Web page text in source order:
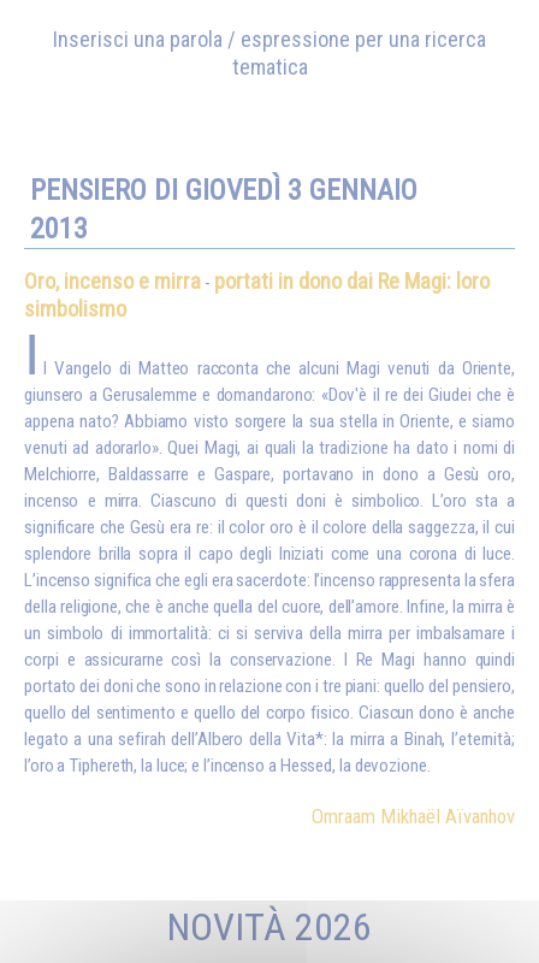
Inserisci una parola / espressione per una ricerca
tematica
PENSIERO DI GIOVEDÌ 3 GENNAIO
2013
Oro, incenso e mirra - portati in dono dai Re Magi: loro
simbolismo
I l Vangelo di Matteo racconta che alcuni Magi venuti da Oriente,
giunsero a Gerusalemme e domandarono: «Dov'è il re dei Giudei che è
appena nato? Abbiamo visto sorgere la sua stella in Oriente, e siamo
venuti ad adorarlo». Quei Magi, ai quali la tradizione ha dato i nomi di
Melchiorre, Baldassarre e Gaspare, portavano in dono a Gesù oro,
incenso e mirra. Ciascuno di questi doni è simbolico. L’oro sta a
significare che Gesù era re: il color oro è il colore della saggezza, il cui
splendore brilla sopra il capo degli Iniziati come una corona di luce.
L’incenso significa che egli era sacerdote: l’incenso rappresenta la sfera
della religione, che è anche quella del cuore, dell’amore. Infine, la mirra è
un simbolo di immortalità: ci si serviva della mirra per imbalsamare i
corpi e assicurarne così la conservazione. I Re Magi hanno quindi
portato dei doni che sono in relazione con i tre piani: quello del pensiero,
quello del sentimento e quello del corpo fisico. Ciascun dono è anche
legato a una sefirah dell’Albero della Vita*: la mirra a Binah, l’eternità;
l’oro a Tiphereth, la luce; e l’incenso a Hessed, la devozione.
Omraam Mikhaël Aïvanhov
NOVITÀ 2026